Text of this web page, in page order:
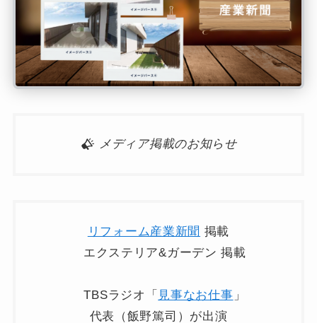
メディア掲載のお知らせ
リフォーム産業新聞 掲載
エクステリア&ガーデン 掲載
TBSラジオ「 見事なお仕事 」
代表（飯野篤司）が出演